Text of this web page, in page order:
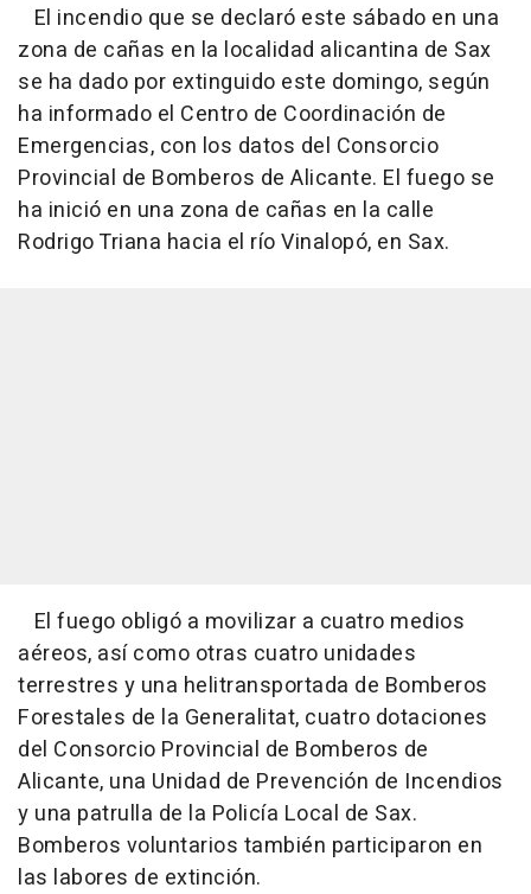
El incendio que se declaró este sábado en una
zona de cañas en la localidad alicantina de Sax
se ha dado por extinguido este domingo, según
ha informado el Centro de Coordinación de
Emergencias, con los datos del Consorcio
Provincial de Bomberos de Alicante. El fuego se
ha inició en una zona de cañas en la calle
Rodrigo Triana hacia el río Vinalopó, en Sax.
El fuego obligó a movilizar a cuatro medios
aéreos, así como otras cuatro unidades
terrestres y una helitransportada de Bomberos
Forestales de la Generalitat, cuatro dotaciones
del Consorcio Provincial de Bomberos de
Alicante, una Unidad de Prevención de Incendios
y una patrulla de la Policía Local de Sax.
Bomberos voluntarios también participaron en
las labores de extinción.